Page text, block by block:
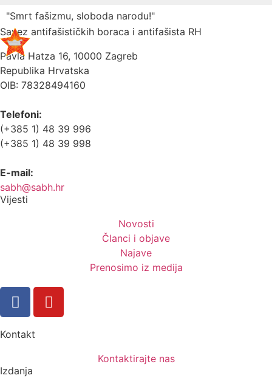
"Smrt fašizmu, sloboda narodu!"
Savez antifašističkih boraca i antifašista RH
Pavla Hatza 16, 10000 Zagreb
Republika Hrvatska
OIB: 78328494160
Telefoni:
(+385 1) 48 39 996
(+385 1) 48 39 998
E-mail:
sabh@sabh.hr
Vijesti
Novosti
Članci i objave
Najave
Prenosimo iz medija
Kontakt
Kontaktirajte nas
Izdanja